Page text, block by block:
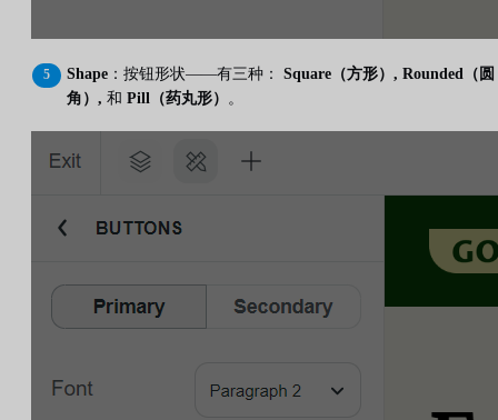
Shape ：按钮形状——有三种： Square（方形）, Rounded（圆
角）, 和 Pill（药丸形） 。